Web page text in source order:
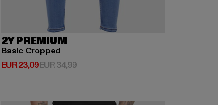
2Y PREMIUM
Basic Cropped
EUR 23,09
Huidige prijs: EUR 23,09
EUR 34,99Actieprijs: EUR 34,99